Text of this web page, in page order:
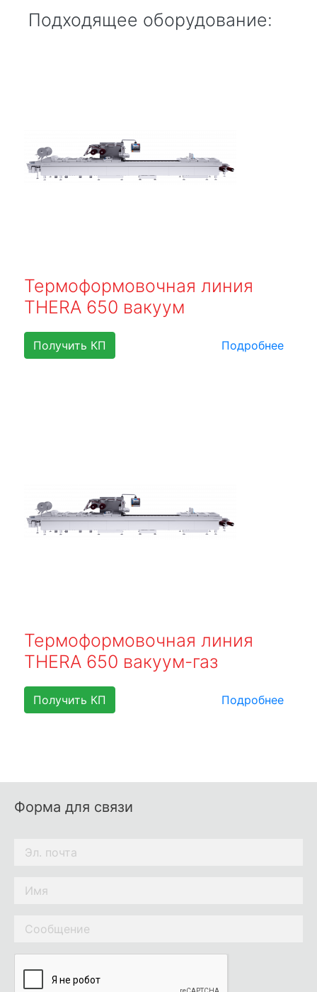
Подходящее оборудование:
Термоформовочная линия
THERA 650 вакуум
Получить КП Подробнее
Термоформовочная линия
THERA 650 вакуум-газ
Получить КП Подробнее
Форма для связи